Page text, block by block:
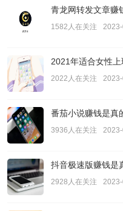
青龙网转发文章赚
1582人在关注
2021年适合女性
2022人在关注
番茄小说赚钱是真
3936人在关注
抖音极速版赚钱是
2928人在关注